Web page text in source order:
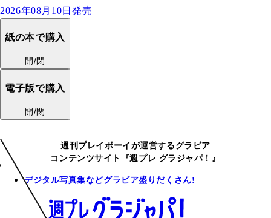
2026年08月10日発売
紙の本で購入
開/閉
電子版で購入
開/閉
週刊プレイボーイが運営するグラビア
コンテンツサイト『週プレ グラジャパ！』
デジタル写真集などグラビア盛りだくさん!